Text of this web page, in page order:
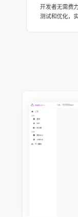
开发者无需费
测试和优化，